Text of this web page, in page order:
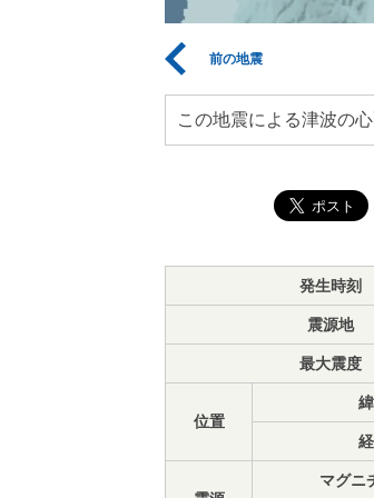
前の地震
この地震による津波の
発生時刻
震源地
最大震度
位置
マグニ